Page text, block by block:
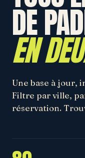
DE
EN
Une base à jour,
Filtre par ville,
réservation.